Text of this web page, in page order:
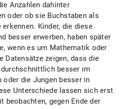
Anzahlen dahinter
oder ob sie Buchstaben als
Kinder, die diese
besser erwerben, haben später
wenn es um Mathematik oder
Datensätze zeigen, dass die
besser im
oder die Jungen besser in
Unterschiede lassen sich erst
beobachten, gegen Ende der